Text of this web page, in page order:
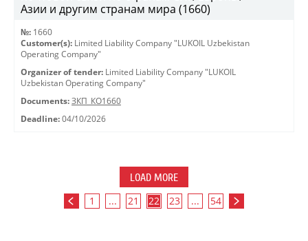
Азии и другим странам мира (1660)
№: 1660
Customer(s): Limited Liability Company "LUKOIL Uzbekistan
Operating Company"
Organizer of tender: Limited Liability Company "LUKOIL
Uzbekistan Operating Company"
Documents: ЗКП_КО1660
Deadline: 04/10/2026
LOAD MORE
1 ... 21 22 23 ... 54